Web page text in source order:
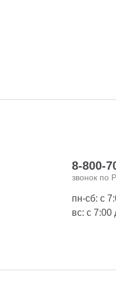
8-800-
звонок по
пн-сб: с
вс: с 7:00